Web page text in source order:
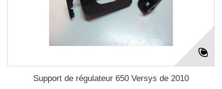
Support de régulateur 650 Versys de 2010